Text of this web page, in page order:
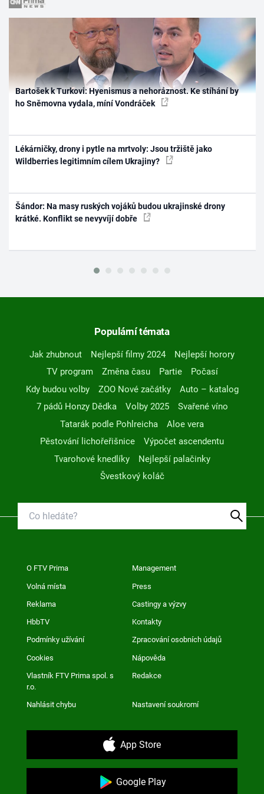
Bartošek k Turkovi: Hyenismus a nehoráznost. Ke stíhání by
ho Sněmovna vydala, míní Vondráček
Lékárničky, drony i pytle na mrtvoly: Jsou tržiště jako
Wildberries legitimním cílem Ukrajiny?
Šándor: Na masy ruských vojáků budou ukrajinské drony
krátké. Konflikt se nevyvíjí dobře
Populární témata
Jak zhubnout Nejlepší filmy 2024
Nejlepší horory
TV program
Změna času Partie
Počasí
Kdy budou volby
ZOO Nové začátky
Auto – katalog
7 pádů Honzy Dědka
Volby 2025
Svařené víno
Tatarák podle Pohlreicha
Aloe vera
Pěstování lichořeřišnice
Výpočet ascendentu
Tvarohové knedlíky
Nejlepší palačinky
Švestkový koláč
O FTV Prima Management
Volná místa Press
Reklama Castingy a výzvy
HbbTV Kontakty
Podmínky užívání Zpracování osobních údajů
Cookies Nápověda
Vlastník FTV Prima spol. s
r.o.
Redakce
Nahlásit chybu Nastavení soukromí
App Store
Google Play